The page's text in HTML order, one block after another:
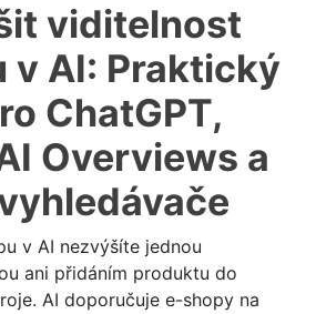
viditelnost
v AI: Praktický
ChatGPT,
Overviews a
v AI nezvýšíte jednou
ani přidáním produktu do
AI doporučuje e-shopy na